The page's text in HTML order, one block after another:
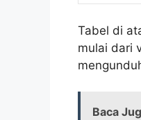
Tabel di
mulai dari
Baca